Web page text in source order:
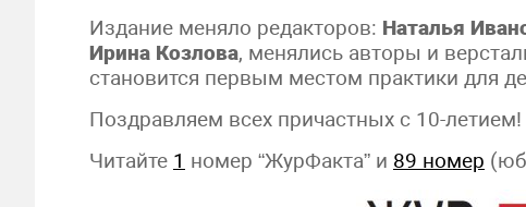
Издание меняло редакторов: Наталья
Ирина Козлова, менялись авторы и
становится первым местом практики для
Поздравляем всех причастных с 10-летием!
Читайте 1 номер “ЖурФакта” и 89 номер